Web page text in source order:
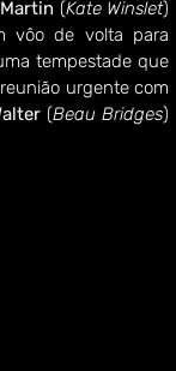
(Kate Winslet)
vôo de volta para
tempestade que
urgente com
(Beau Bridges)